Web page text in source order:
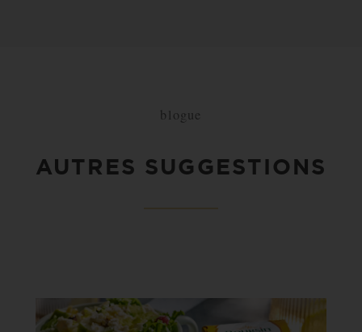
blogue
AUTRES SUGGESTIONS